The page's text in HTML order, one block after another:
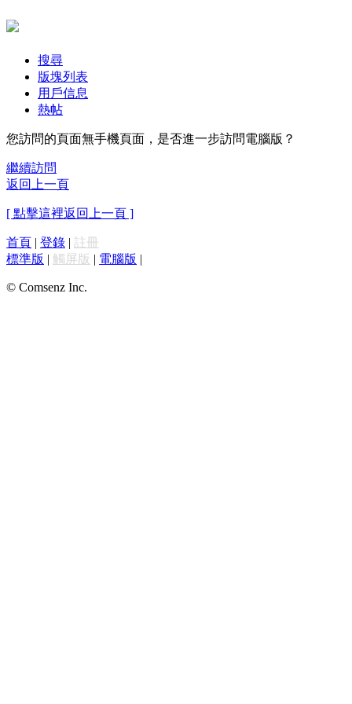
搜尋
版塊列表
用戶信息
熱帖
您訪問的頁面無手機頁面，是否進一步訪問電腦版？
繼續訪問
返回上一頁
[ 點擊這裡返回上一頁 ]
首頁 | 登錄 | 註冊
標準版 | 觸屏版 | 電腦版 |
© Comsenz Inc.